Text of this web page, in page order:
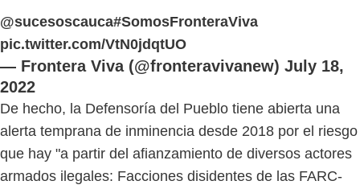
@sucesoscauca#SomosFronteraViva
pic.twitter.com/VtN0jdqtUO
— Frontera Viva (@fronteravivanew) July 18,
2022
De hecho, la Defensoría del Pueblo tiene abierta una
alerta temprana de inminencia desde 2018 por el riesgo
que hay "a partir del afianzamiento de diversos actores
armados ilegales: Facciones disidentes de las FARC-